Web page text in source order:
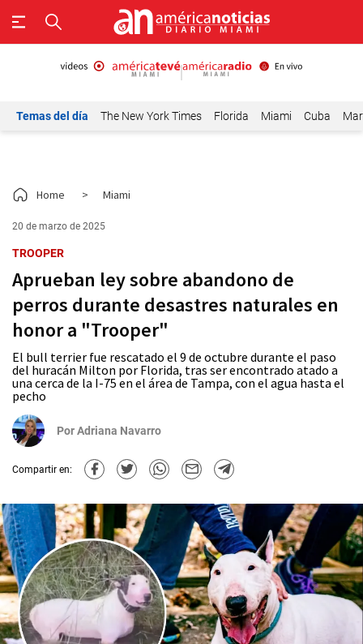
Temas del día The New York Times Florida Miami Cuba
Home > Miami
20 de marzo de 2025
TROOPER
Aprueban ley sobre abandono de
perros durante desastres naturales en
honor a "Trooper"
El bull terrier fue rescatado el 9 de octubre durante el paso
del huracán Milton por Florida, tras ser encontrado atado a
una cerca de la I-75 en el área de Tampa, con el agua hasta el
pecho
PorAdriana Navarro
Compartir en: